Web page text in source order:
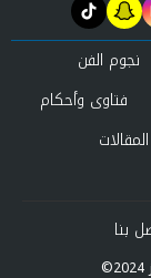
snapchat
tiktok
نجوم الفن
فتاوى وأحكام
المقالات
بنا